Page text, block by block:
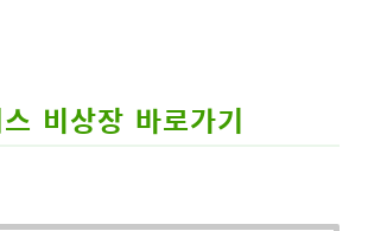
비상장 바로가기